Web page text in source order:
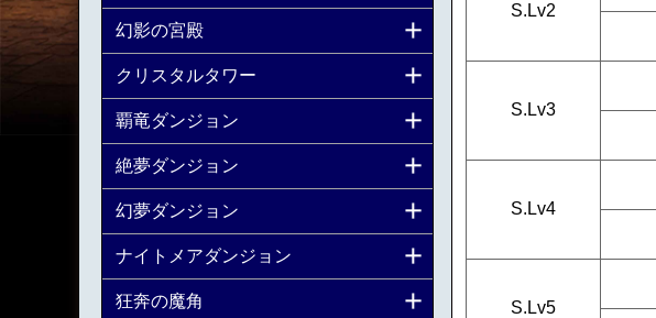
S.Lv2
S.Lv3
S.Lv4
S.Lv5
幻影の宮殿
クリスタルタワー
覇竜ダンジョン
絶夢ダンジョン
幻夢ダンジョン
ナイトメアダンジョン
狂奔の魔角